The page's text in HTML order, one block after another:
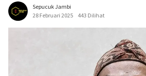
Sepucuk Jambi
28 Februari 2025
443 Dilihat